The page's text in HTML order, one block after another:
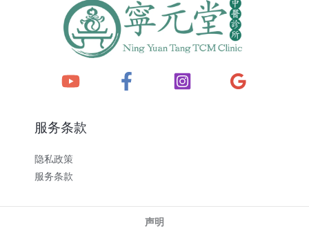
服务条款
隐私政策
服务条款
声明